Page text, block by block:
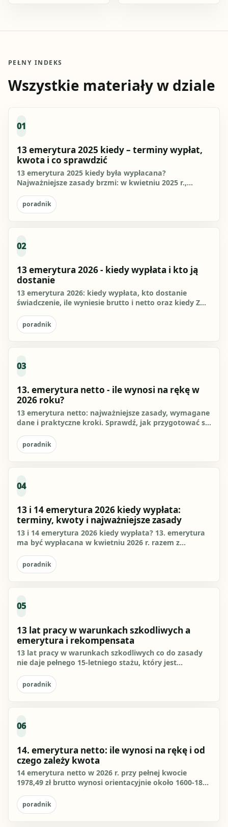
sprawdzenia
PEŁNY INDEKS
Wszystkie materiały w dziale
01
13 emerytura 2025 kiedy – terminy wypłat,
kwota i co sprawdzić
13 emerytura 2025 kiedy była wypłacana?
Najważniejsze zasady brzmi: w kwietniu 2025 r.,
poradnik
02
13 emerytura 2026 - kiedy wypłata i kto ją
dostanie
13 emerytura 2026: kiedy wypłata, kto dostanie
świadczenie, ile wyniesie brutto i netto oraz kiedy ZUS
poradnik
03
13. emerytura netto - ile wynosi na rękę w
2026 roku?
13 emerytura netto: najważniejsze zasady, wymagane
dane i praktyczne kroki. Sprawdź, jak przygotować się
poradnik
04
13 i 14 emerytura 2026 kiedy wypłata:
terminy, kwoty i najważniejsze zasady
13 i 14 emerytura 2026 kiedy wypłata? 13. emerytura
ma być wypłacana w kwietniu 2026 r. razem z
poradnik
05
13 lat pracy w warunkach szkodliwych a
emerytura i rekompensata
13 lat pracy w warunkach szkodliwych co do zasady
nie daje pełnego 15-letniego stażu, który jest
poradnik
06
14. emerytura netto: ile wynosi na rękę i od
czego zależy kwota
14 emerytura netto w 2026 r. przy pełnej kwocie
1978,49 zł brutto wynosi orientacyjnie około 1600-1800
poradnik